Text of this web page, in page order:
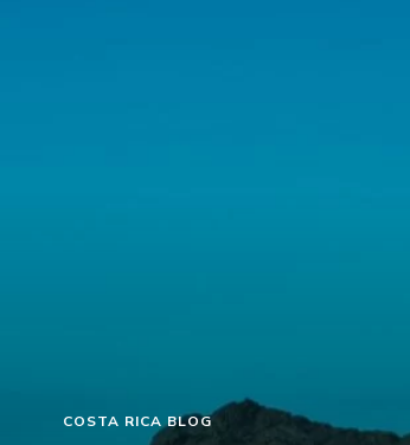
COSTA RICA BLOG